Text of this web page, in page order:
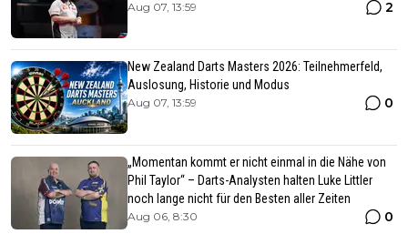
Aug 07, 13:59 2
New Zealand Darts Masters 2026: Teilnehmerfeld,
Auslosung, Historie und Modus
Aug 07, 13:59 0
„Momentan kommt er nicht einmal in die Nähe von
Phil Taylor“ – Darts-Analysten halten Luke Littler
noch lange nicht für den Besten aller Zeiten
Aug 06, 8:30 0